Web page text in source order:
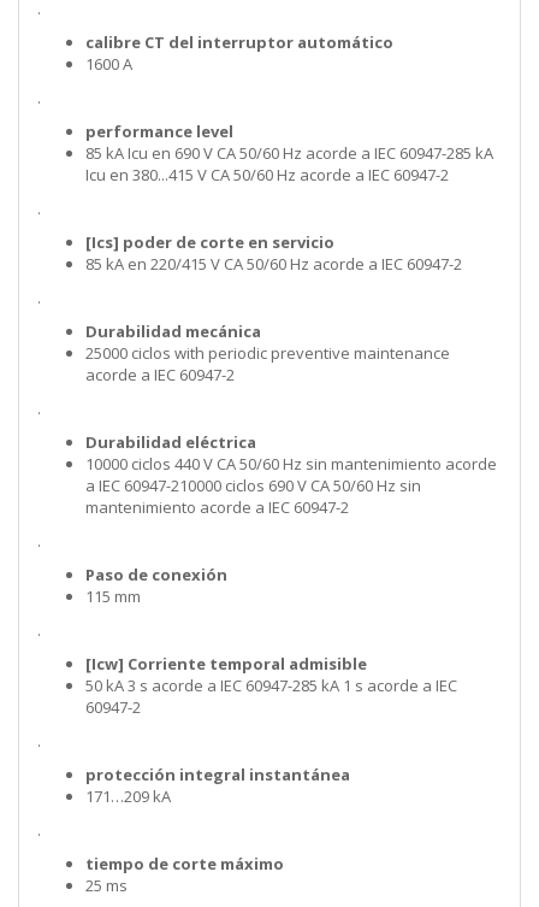
.
calibre CT del interruptor automático
1600 A
.
performance level
85 kA Icu en 690 V CA 50/60 Hz acorde a IEC 60947-285 kA
Icu en 380...415 V CA 50/60 Hz acorde a IEC 60947-2
.
[Ics] poder de corte en servicio
85 kA en 220/415 V CA 50/60 Hz acorde a IEC 60947-2
.
Durabilidad mecánica
25000 ciclos with periodic preventive maintenance
acorde a IEC 60947-2
.
Durabilidad eléctrica
10000 ciclos 440 V CA 50/60 Hz sin mantenimiento acorde
a IEC 60947-210000 ciclos 690 V CA 50/60 Hz sin
mantenimiento acorde a IEC 60947-2
.
Paso de conexión
115 mm
.
[Icw] Corriente temporal admisible
50 kA 3 s acorde a IEC 60947-285 kA 1 s acorde a IEC
60947-2
.
protección integral instantánea
171…209 kA
.
tiempo de corte máximo
25 ms